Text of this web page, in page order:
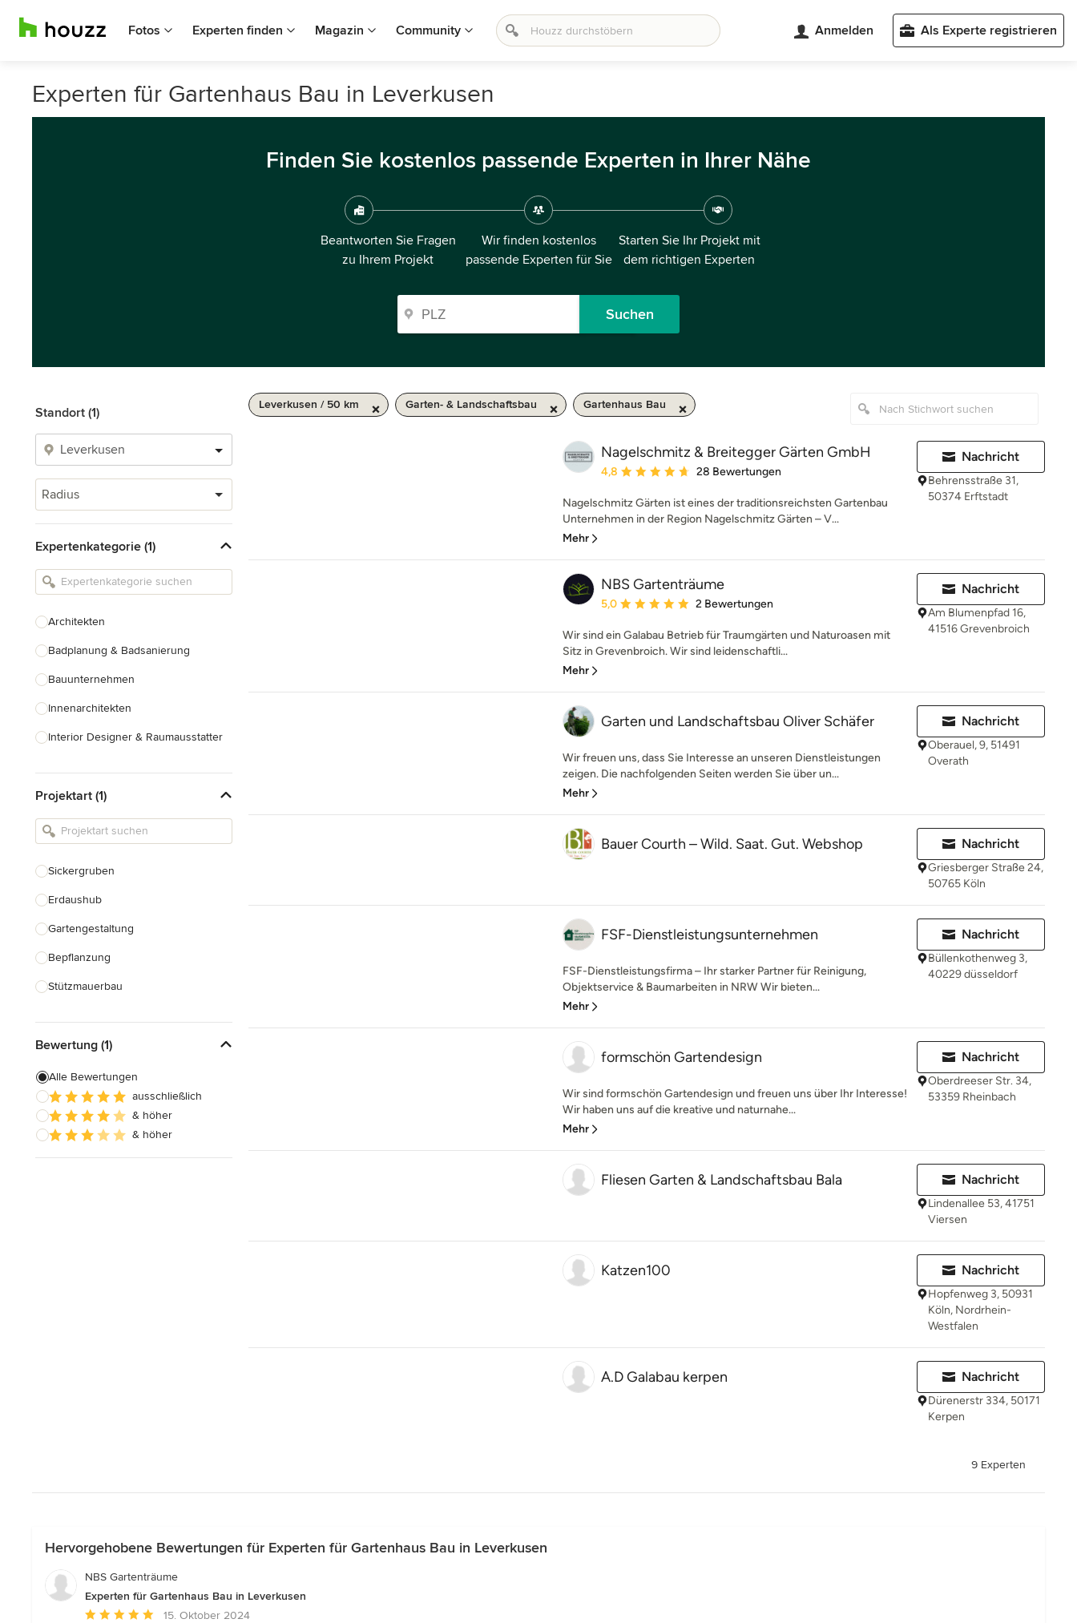
Fotos Experten finden Magazin Community Anmelden Als Experte registrieren
Experten für Gartenhaus Bau in Leverkusen
Finden Sie kostenlos passende Experten in Ihrer Nähe
Beantworten Sie Fragen
zu Ihrem Projekt
Wir finden kostenlos
passende Experten für Sie
Starten Sie Ihr Projekt mit
dem richtigen Experten
Suchen
Standort (1)
Radius
Expertenkategorie (1)
Architekten
Badplanung & Badsanierung
Bauunternehmen
Innenarchitekten
Interior Designer & Raumausstatter
Landschaftsarchitekten
Armaturen & Sanitärbedarf
Einbauschränke
Projektart (1)
Sickergruben
Erdaushub
Gartengestaltung
Bepflanzung
Stützmauerbau
Gewächshausbau
Teichbau
Alle anzeigen
Bewertung (1)
Alle Bewertungen
ausschließlich
& höher
& höher
Leverkusen / 50 km Garten- & Landschaftsbau Gartenhaus Bau
Nagelschmitz & Breitegger Gärten GmbH
Durchschnittliche Bewertung: 4.8 von 5 Sternen
4,8 28 Bewertungen
Nagelschmitz Gärten ist eines der traditionsreichsten Gartenbau
Unternehmen in der Region Nagelschmitz Gärten – V...
Mehr
Nachricht
Behrensstraße 31,
50374 Erftstadt
NBS Gartenträume
Durchschnittliche Bewertung: 5 von 5 Sternen
5,0 2 Bewertungen
Wir sind ein Galabau Betrieb für Traumgärten und Naturoasen mit
Sitz in Grevenbroich. Wir sind leidenschaftli...
Mehr
Nachricht
Am Blumenpfad 16,
41516 Grevenbroich
Garten und Landschaftsbau Oliver Schäfer
Wir freuen uns, dass Sie Interesse an unseren Dienstleistungen
zeigen. Die nachfolgenden Seiten werden Sie über un...
Mehr
Nachricht
Oberauel, 9, 51491
Overath
Bauer Courth – Wild. Saat. Gut. Webshop Nachricht
Griesberger Straße 24,
50765 Köln
FSF-Dienstleistungsunternehmen
FSF-Dienstleistungsfirma – Ihr starker Partner für Reinigung,
Objektservice & Baumarbeiten in NRW Wir bieten...
Mehr
Nachricht
Büllenkothenweg 3,
40229 düsseldorf
formschön Gartendesign
Wir sind formschön Gartendesign und freuen uns über Ihr Interesse!
Wir haben uns auf die kreative und naturnahe...
Mehr
Nachricht
Oberdreeser Str. 34,
53359 Rheinbach
Fliesen Garten & Landschaftsbau Bala Nachricht
Lindenallee 53, 41751
Viersen
Katzen100 Nachricht
Hopfenweg 3, 50931
Köln, Nordrhein-
Westfalen
A.D Galabau kerpen Nachricht
Dürenerstr 334, 50171
Kerpen
9 Experten
Hervorgehobene Bewertungen für Experten für Gartenhaus Bau in Leverkusen
NBS Gartenträume
Experten für Gartenhaus Bau in Leverkusen
Durchschnittliche15. Oktober 2024